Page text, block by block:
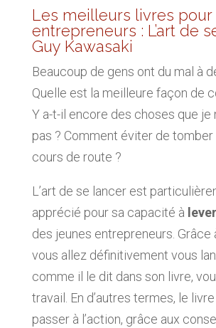
Les meilleurs livres pour
entrepreneurs : L’art de
Guy Kawasaki
Beaucoup de gens ont du mal à
Quelle est la meilleure façon de
Y a-t-il encore des choses que je
pas ? Comment éviter de tomber
cours de route ?
L’art de se lancer est
apprécié pour sa capacité à
des jeunes entrepreneurs. Grâce
vous allez définitivement vous
comme il le dit dans son livre,
travail. En d’autres termes, le
passer à l’action, grâce aux